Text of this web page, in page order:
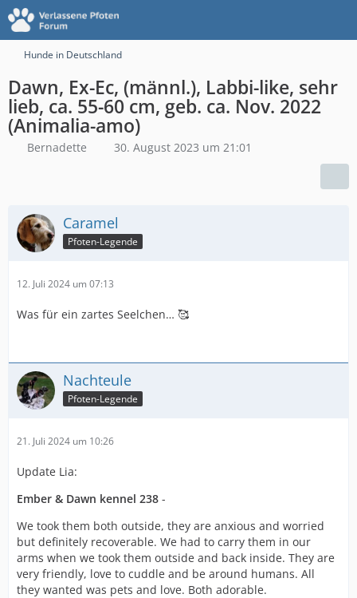
Hunde in Deutschland
Dawn, Ex-Ec, (männl.), Labbi-like, sehr
lieb, ca. 55-60 cm, geb. ca. Nov. 2022
(Animalia-amo)
Bernadette 30. August 2023 um 21:01
Caramel
Pfoten-Legende
12. Juli 2024 um 07:13
Was für ein zartes Seelchen… 🥰
Nachteule
Pfoten-Legende
21. Juli 2024 um 10:26
Update Lia:
Ember & Dawn kennel 238 -
We took them both outside, they are anxious and worried
but definitely recoverable. We had to carry them in our
arms when we took them outside and back inside. They are
very friendly, love to cuddle and be around humans. All
they wanted was pets and love. Both adorable.